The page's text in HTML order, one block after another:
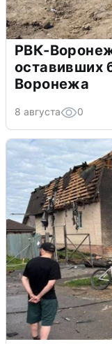
РВК-
оставивших
Воронежа
8 августа 0